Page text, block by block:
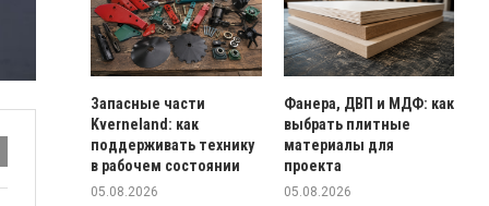
Запасные части
Kverneland: как
поддерживать технику
в рабочем состоянии
05.08.2026
Фанера, ДВП и МДФ: как
выбрать плитные
материалы для
проекта
05.08.2026